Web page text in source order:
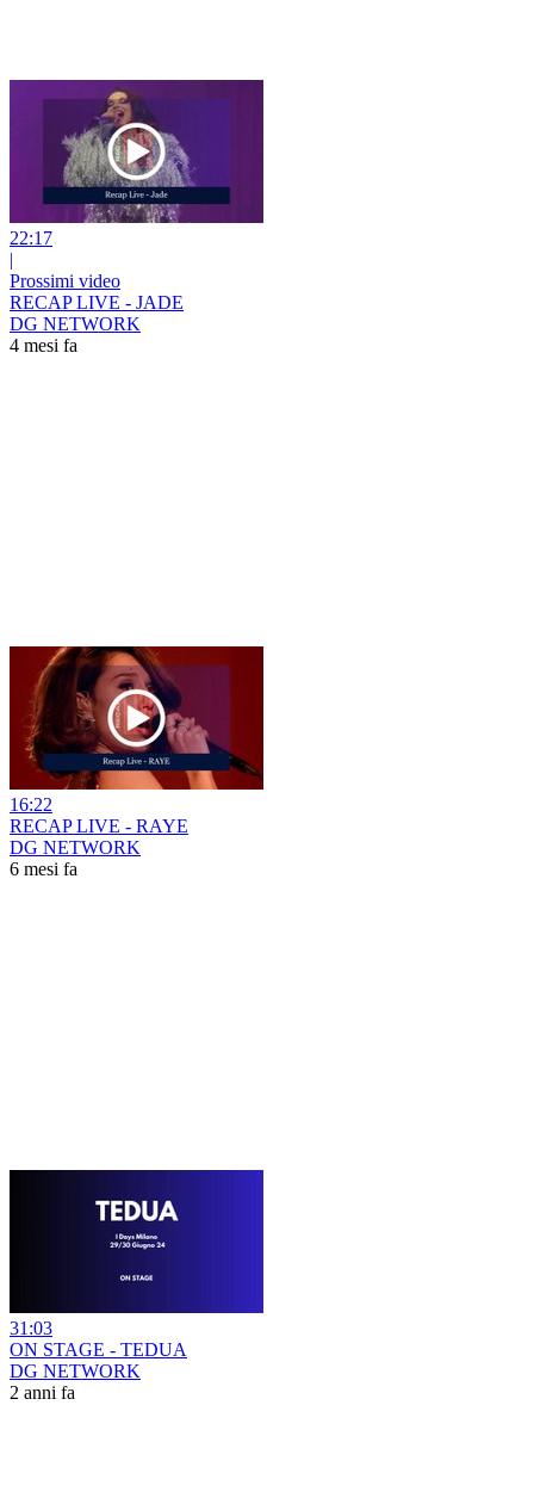
22:17
|
Prossimi video
RECAP LIVE - JADE
DG NETWORK
4 mesi fa
16:22
RECAP LIVE - RAYE
DG NETWORK
6 mesi fa
31:03
ON STAGE - TEDUA
DG NETWORK
2 anni fa